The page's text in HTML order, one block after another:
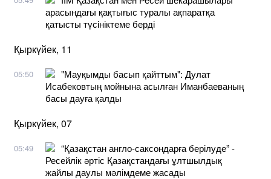
арасындағы қақтығыс туралы ақпаратқа
қатысты түсініктеме берді
Қыркүйек, 11
05:50
"Мауқымды басып қайттым": Дулат
Исабековтың мойнына асылған Иманбаеваның
басы дауға қалды
Қыркүйек, 07
05:49
“Қазақстан англо-саксондарға берілуде” -
Ресейлік әртіс Қазақстандағы ұлтшылдық
жайлы даулы мәлімдеме жасады